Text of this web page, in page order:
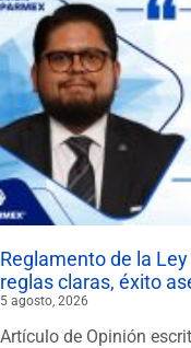
Reglamento de la
reglas claras, éxito
5 agosto, 2026
Artículo de Opinión